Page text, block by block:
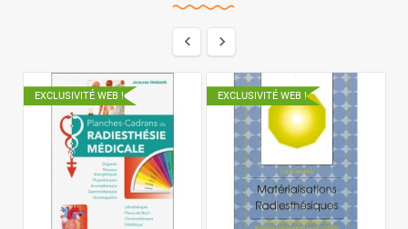
 
EXCLUSIVITÉ WEB ! EXCLUSIVITÉ WEB !